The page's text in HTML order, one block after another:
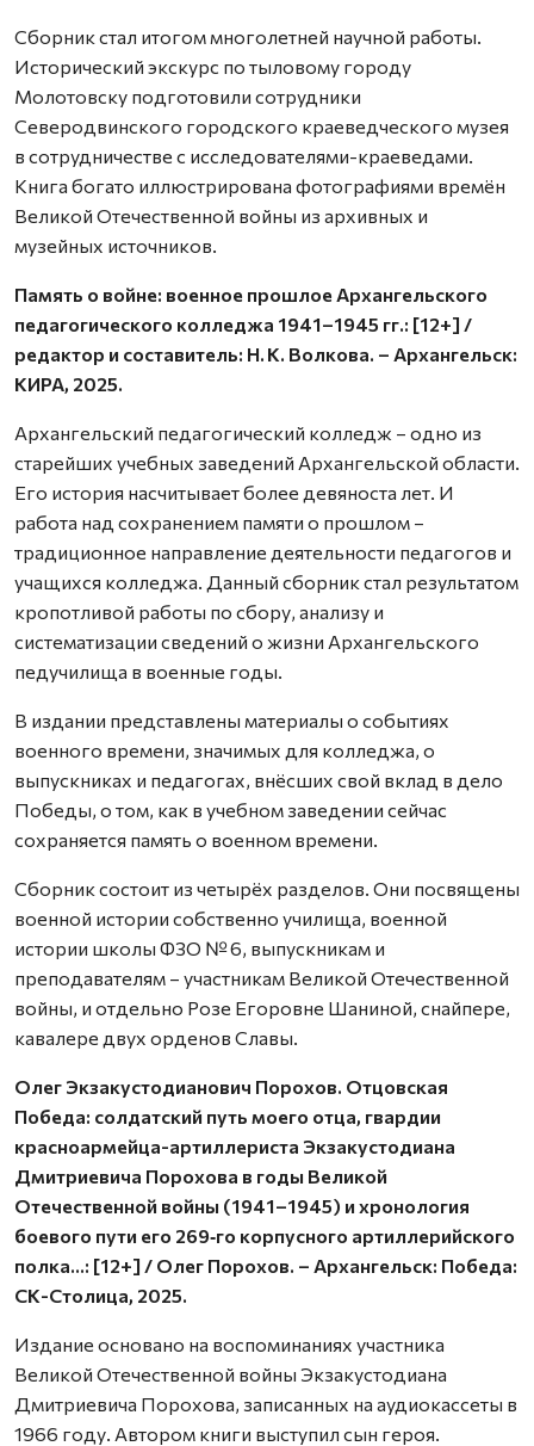
Сборник стал итогом многолетней научной работы.
Исторический экскурс по тыловому городу
Молотовску подготовили сотрудники
Северодвинского городского краеведческого музея
в сотрудничестве с исследователями-краеведами.
Книга богато иллюстрирована фотографиями времён
Великой Отечест­венной войны из архивных и
музейных источников.
Память о войне: военное прошлое Архангельского
педагогического колледжа 1941–1945 гг.: [12+] /
редактор и составитель: Н. К. Волкова. – Архангельск:
КИРА, 2025.
Архангельский педагогический колледж – одно из
старейших учебных заведений Архангельской области.
Его история насчитывает более девяноста лет. И
работа над сохранением памяти о прошлом –
традиционное направление деятельности педагогов и
учащихся колледжа. Данный сборник стал результатом
кропотливой работы по сбору, анализу и
систематизации сведений о жизни Архангельского
педучилища в военные годы.
В издании представлены материалы о событиях
военного времени, значимых для колледжа, о
выпускниках и педагогах, внёсших свой вклад в дело
Победы, о том, как в учебном заведении сейчас
сохраняется память о военном времени.
Сборник состоит из четырёх разделов. Они посвящены
военной истории собственно училища, военной
истории школы ФЗО № 6, выпускникам и
преподавателям – участникам Великой Отечест­венной
войны, и отдельно Розе Егоровне Шаниной, снайпере,
кавалере двух орденов Славы.
Олег Экзакустодианович Порохов. Отцовская
Победа: солдатский путь моего отца, гвардии
красноармейца-артиллериста Экзакустодиана
Дмитриевича Порохова в годы Великой
Отечественной войны (1941–1945) и хронология
боевого пути его 269‑го корпусного артиллерийского
полка…: [12+] / Олег Порохов. – Архангельск: Победа:
СК-Столица, 2025.
Издание основано на воспоминаниях участника
Великой Отечественной войны Экзакустодиана
Дмитриевича Порохова, записанных на аудиокассеты в
1966 году. Автором книги выступил сын героя.